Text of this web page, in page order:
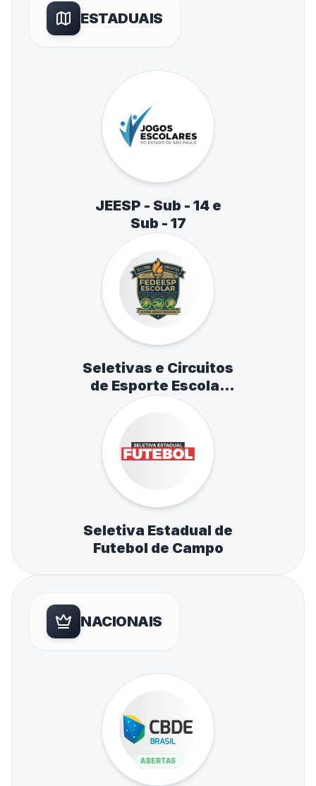
ESTADUAIS
JEESP - Sub - 14 e
Sub - 17
Seletivas e Circuitos
de Esporte Escolar
de Atletismo,
Natação e Tênis de
Mesa
Seletiva Estadual de
Futebol de Campo
NACIONAIS
ABERTAS